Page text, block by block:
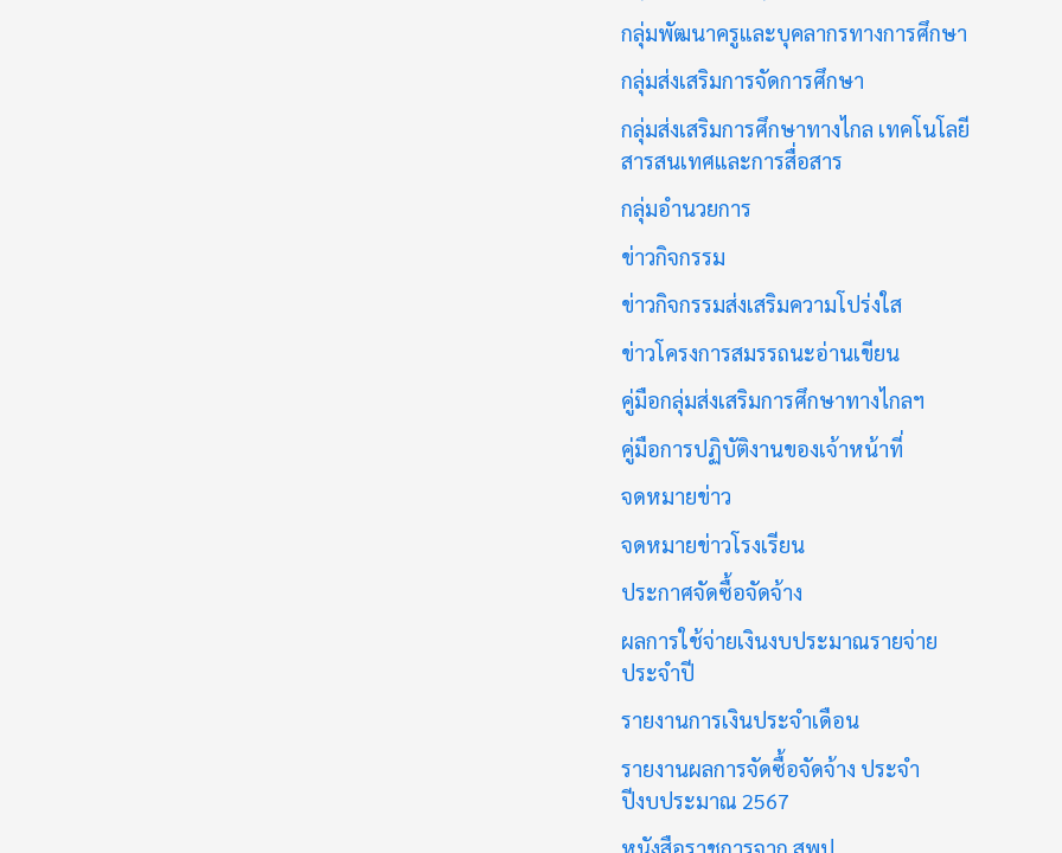
กลุ่มพัฒนาครูและบุคลากรทางการศึกษา
กลุ่มส่งเสริมการจัดการศึกษา
กลุ่มส่งเสริมการศึกษาทางไกล เทคโนโลยี
สารสนเทศและการสื่อสาร
กลุ่มอำนวยการ
ข่าวกิจกรรม
ข่าวกิจกรรมส่งเสริมความโปร่งใส
ข่าวโครงการสมรรถนะอ่านเขียน
คู่มือกลุ่มส่งเสริมการศึกษาทางไกลฯ
คู่มือการปฏิบัติงานของเจ้าหน้าที่
จดหมายข่าว
จดหมายข่าวโรงเรียน
ประกาศจัดซื้อจัดจ้าง
ผลการใช้จ่ายเงินงบประมาณรายจ่าย
ประจำปี
รายงานการเงินประจำเดือน
รายงานผลการจัดซื้อจัดจ้าง ประจำ
ปีงบประมาณ 2567